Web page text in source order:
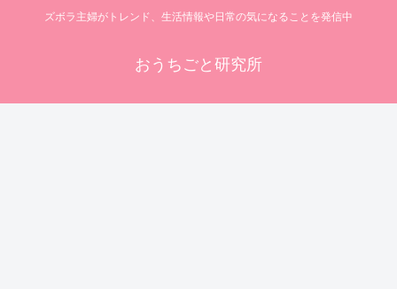
ズボラ主婦がトレンド、生活情報や日常の気になることを発信中
おうちごと研究所